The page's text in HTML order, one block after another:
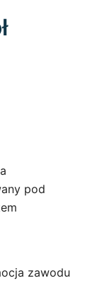
pod
zawodu